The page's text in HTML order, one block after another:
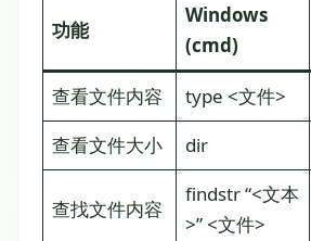
功能
Windows
(cmd)
查看文件内容 type <文件>
查看文件大小
dir
查找文件内容
findstr “<文本
>” <文件>